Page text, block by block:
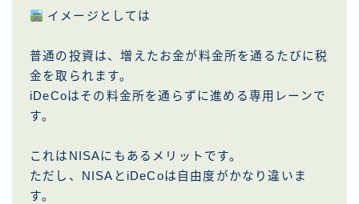
イメージとしては
普通の投資は、増えたお金が料金所を通るたびに税
金を取られます。
iDeCoはその料金所を通らずに進める専用レーンで
す。
これはNISAにもあるメリットです。
ただし、NISAとiDeCoは自由度がかなり違いま
す。